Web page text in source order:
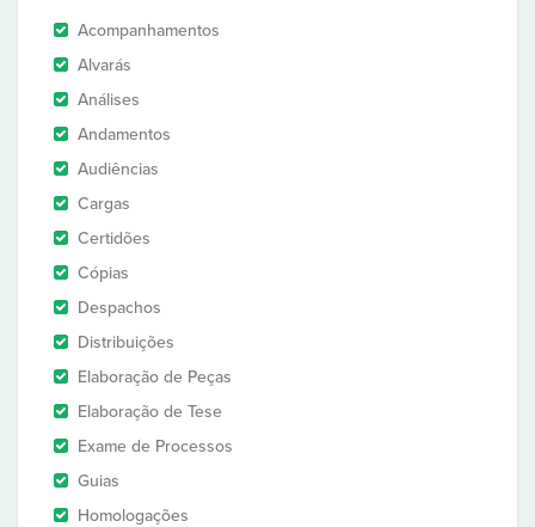
Acompanhamentos
Alvarás
Análises
Andamentos
Audiências
Cargas
Certidões
Cópias
Despachos
Distribuições
Elaboração de Peças
Elaboração de Tese
Exame de Processos
Guias
Homologações